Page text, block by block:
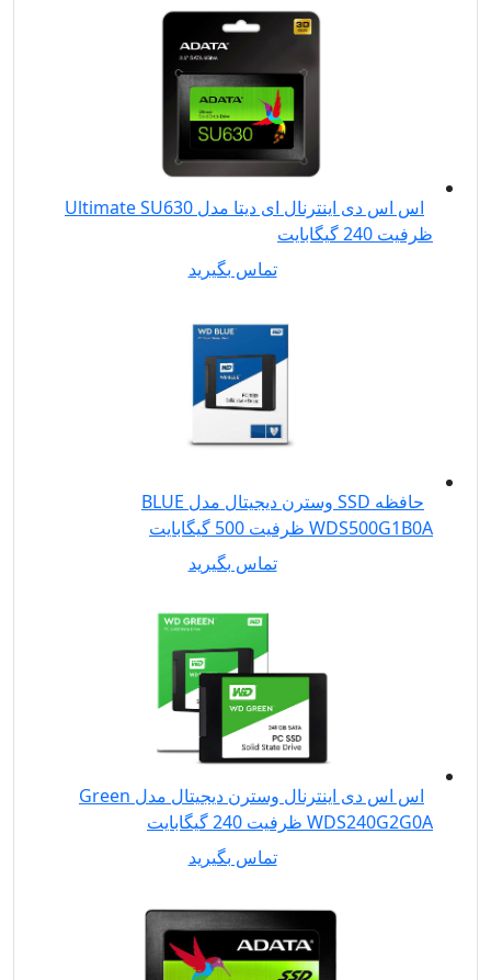
اس اس دی اینترنال ای دیتا مدل Ultimate SU630
ظرفیت 240 گیگابایت
تماس بگیرید
حافظه SSD وسترن دیجیتال مدل BLUE
WDS500G1B0A ظرفیت 500 گیگابایت
تماس بگیرید
اس اس دی اینترنال وسترن دیجیتال مدل Green
WDS240G2G0A ظرفیت 240 گیگابایت
تماس بگیرید